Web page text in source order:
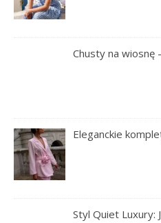
Chusty na wiosnę
Eleganckie
Styl Quiet Luxury: